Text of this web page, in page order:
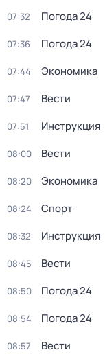
07:32 Погода 24
07:36 Погода 24
07:44 Экономика
07:47 Вести
07:51 Инструкция
08:00 Вести
08:20 Экономика
08:24 Спорт
08:32 Инструкция
08:45 Вести
08:50 Погода 24
08:54 Погода 24
08:57 Вести